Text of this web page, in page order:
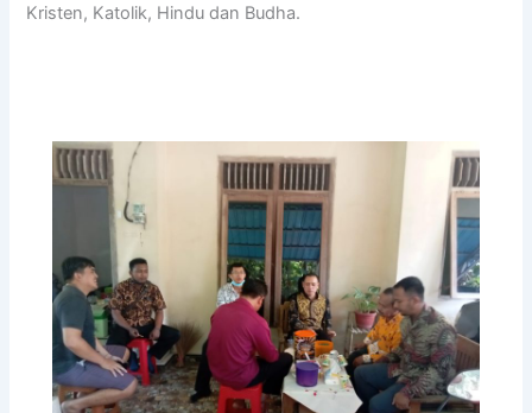
Kristen, Katolik, Hindu dan Budha.